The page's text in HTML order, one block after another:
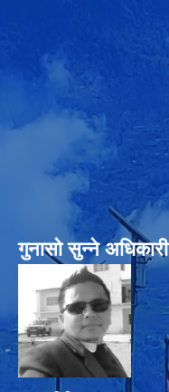
गुनासो सुन्‍ने अधिकारी